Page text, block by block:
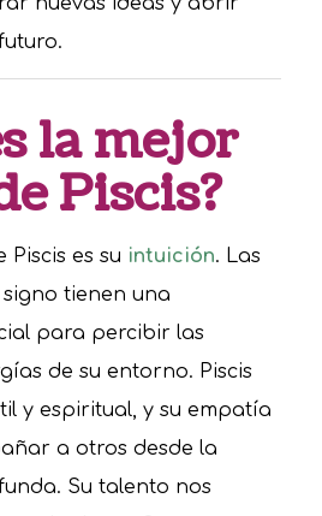
la mejor
Piscis?
Piscis es su intuición. Las
tienen una
para percibir las
de su entorno. Piscis
y espiritual, y su empatía
a otros desde la
Su talento nos